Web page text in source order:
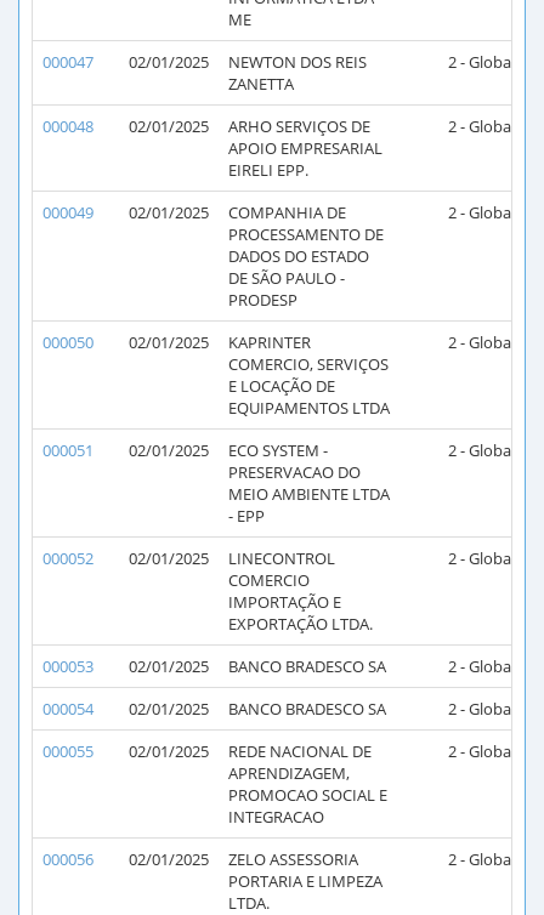
ME
000047
02/01/2025
NEWTON DOS REIS
ZANETTA
2 - Global
000048 02/01/2025
ARHO SERVIÇOS DE
APOIO EMPRESARIAL
EIRELI EPP.
2 - Global
000049 02/01/2025
COMPANHIA DE
PROCESSAMENTO DE
DADOS DO ESTADO
DE SÃO PAULO -
PRODESP
2 - Global
000050 02/01/2025
KAPRINTER
COMERCIO, SERVIÇOS
E LOCAÇÃO DE
EQUIPAMENTOS LTDA
2 - Global
000051 02/01/2025
ECO SYSTEM -
PRESERVACAO DO
MEIO AMBIENTE LTDA
- EPP
2 - Global
000052 02/01/2025
LINECONTROL
COMERCIO
IMPORTAÇÃO E
EXPORTAÇÃO LTDA.
2 - Global
000053 02/01/2025 BANCO BRADESCO SA 2 - Global
000054
02/01/2025 BANCO BRADESCO SA 2 - Global
000055
02/01/2025
REDE NACIONAL DE
APRENDIZAGEM,
PROMOCAO SOCIAL E
INTEGRACAO
2 - Global
000056 02/01/2025
ZELO ASSESSORIA
PORTARIA E LIMPEZA
LTDA.
2 - Global